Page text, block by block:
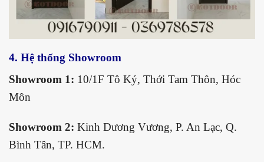
4. Hệ thống Showroom
Showroom 1: 10/1F Tô Ký, Thới Tam Thôn, Hóc
Môn
Showroom 2: Kinh Dương Vương, P. An Lạc, Q.
Bình Tân, TP. HCM.